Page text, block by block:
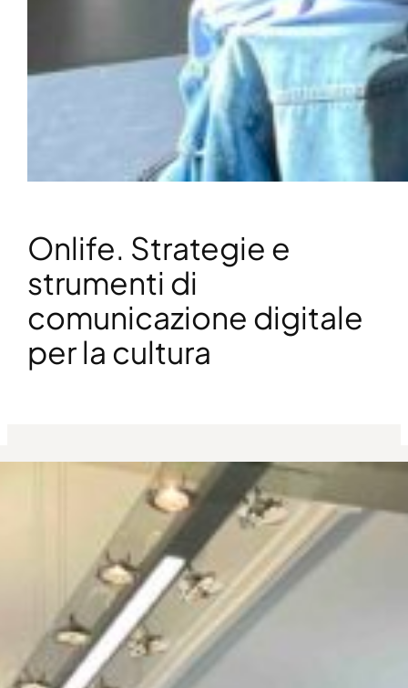
Onlife. Strategie e
strumenti di
comunicazione digitale
per la cultura